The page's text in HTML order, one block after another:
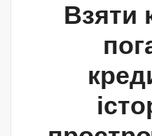
Взяти